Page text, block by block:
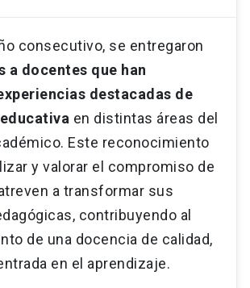
consecutivo, se entregaron
a docentes que han
destacadas de
en distintas áreas del
Este reconocimiento
y valorar el compromiso de
a transformar sus
contribuyendo al
de una docencia de calidad,
en el aprendizaje.